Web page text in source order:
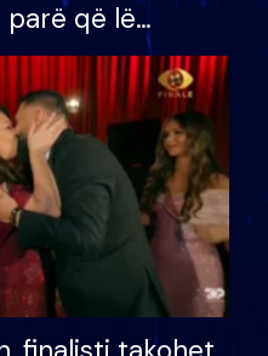
parë që lë
mundësinë për